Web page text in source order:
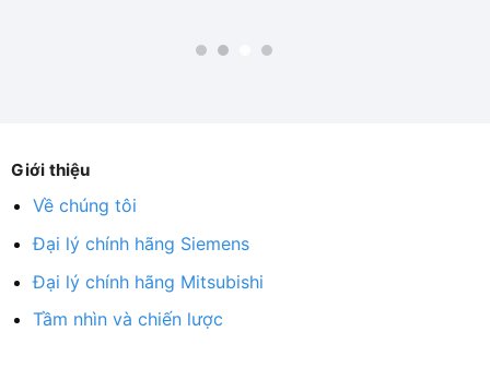
Giới thiệu
Về chúng tôi
Đại lý chính hãng Siemens
Đại lý chính hãng Mitsubishi
Tầm nhìn và chiến lược